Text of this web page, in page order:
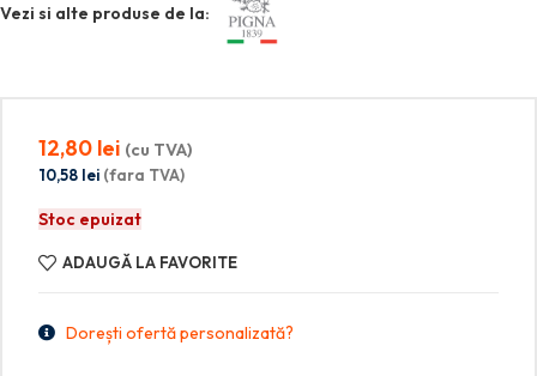
Vezi si alte produse de la:
12,80 lei (cu TVA)
10,58 lei (fara TVA)
Stoc epuizat
ADAUGĂ LA FAVORITE
Dorești ofertă personalizată?